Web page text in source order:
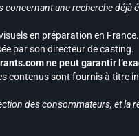
une recherche déjà
en préparation en France.
par son directeur de casting.
ne peut garantir
contenus sont fournis à titre
des consommateurs, et la